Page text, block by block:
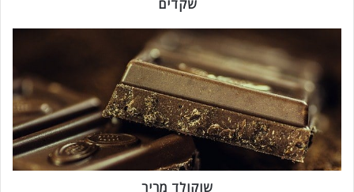
שקדים
ר
י
שוקולד מריר